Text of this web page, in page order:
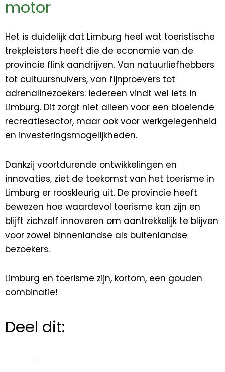
motor
Het is duidelijk dat Limburg heel wat toeristische
trekpleisters heeft die de economie van de
provincie flink aandrijven. Van natuurliefhebbers
tot cultuursnuivers, van fijnproevers tot
adrenalinezoekers: iedereen vindt wel iets in
Limburg. Dit zorgt niet alleen voor een bloeiende
recreatiesector, maar ook voor werkgelegenheid
en investeringsmogelijkheden.
Dankzij voortdurende ontwikkelingen en
innovaties, ziet de toekomst van het toerisme in
Limburg er rooskleurig uit. De provincie heeft
bewezen hoe waardevol toerisme kan zijn en
blijft zichzelf innoveren om aantrekkelijk te blijven
voor zowel binnenlandse als buitenlandse
bezoekers.
Limburg en toerisme zijn, kortom, een gouden
combinatie!
Deel dit: